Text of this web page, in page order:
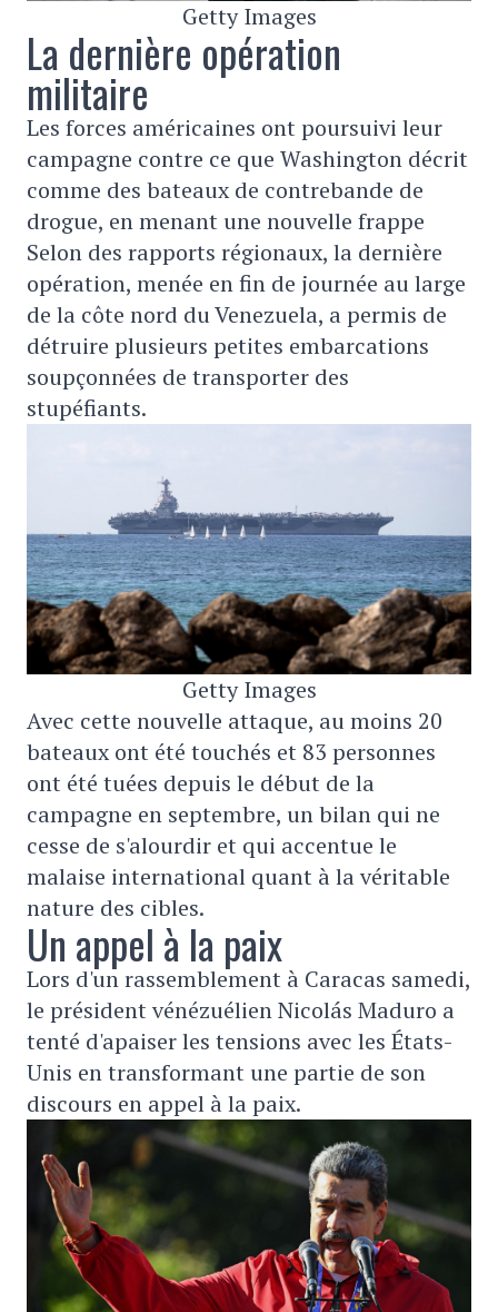
Getty Images
La dernière opération
militaire
Les forces américaines ont poursuivi leur
campagne contre ce que Washington décrit
comme des bateaux de contrebande de
drogue, en menant une nouvelle frappe
Selon des rapports régionaux, la dernière
opération, menée en fin de journée au large
de la côte nord du Venezuela, a permis de
détruire plusieurs petites embarcations
soupçonnées de transporter des
stupéfiants.
Getty Images
Avec cette nouvelle attaque, au moins 20
bateaux ont été touchés et 83 personnes
ont été tuées depuis le début de la
campagne en septembre, un bilan qui ne
cesse de s'alourdir et qui accentue le
malaise international quant à la véritable
nature des cibles.
Un appel à la paix
Lors d'un rassemblement à Caracas samedi,
le président vénézuélien Nicolás Maduro a
tenté d'apaiser les tensions avec les États-
Unis en transformant une partie de son
discours en appel à la paix.